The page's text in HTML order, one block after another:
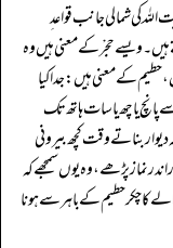
کی شمالی جانب قواعد
ہیں۔ ویسے حِجْرکے معنی ہیں وہ
حطیم کے معنی ہیں: جدا کیا
پانچ یا چھ یا سات ہاتھ تک
دیوار بناتے وقت کچھ بیرونی
نماز پڑھے، وہ یوں سمجھے کہ
چکر حطیم کے باہر سے ہونا